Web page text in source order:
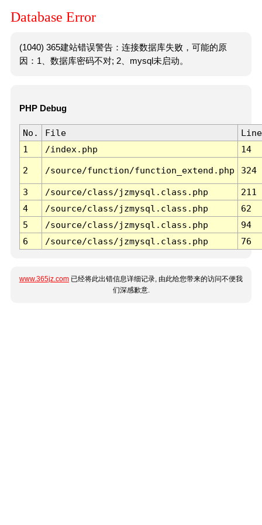
Database Error
(1040) 365建站错误警告：连接数据库失败，可能的原
因：1、数据库密码不对; 2、mysql未启动。
PHP Debug
No. File
Line
1
/index.php 14
2 /source/function/function_extend.php 324
3 /source/class/jzmysql.class.php
211
4
/source/class/jzmysql.class.php
62
5
/source/class/jzmysql.class.php
94
6
/source/class/jzmysql.class.php 76
www.365jz.com 已经将此出错信息详细记录, 由此给您带来的访问不便我
们深感歉意.